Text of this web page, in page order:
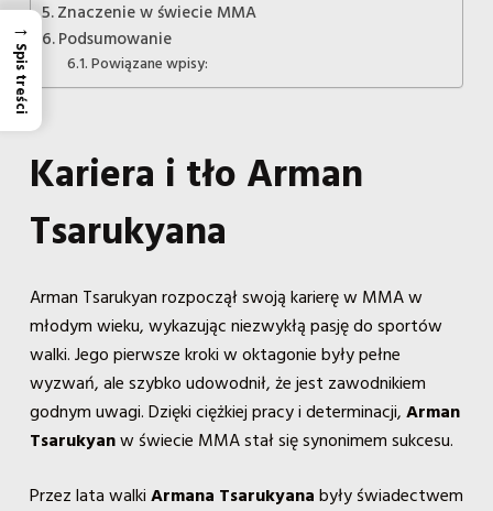
Znaczenie w świecie MMA
Podsumowanie
Powiązane wpisy:
Kariera i tło Arman
Tsarukyana
Arman Tsarukyan rozpoczął swoją karierę w MMA w
młodym wieku, wykazując niezwykłą pasję do sportów
walki. Jego pierwsze kroki w oktagonie były pełne
wyzwań, ale szybko udowodnił, że jest zawodnikiem
godnym uwagi. Dzięki ciężkiej pracy i determinacji, Arman
Tsarukyanw świecie MMA stał się synonimem sukcesu.
Przez lata walki Armana Tsarukyana były świadectwem
→
Spis treści